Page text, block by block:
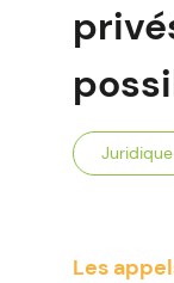
Juridique
Les